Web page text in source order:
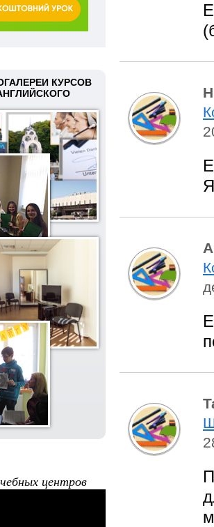
КУРСОВ
центров